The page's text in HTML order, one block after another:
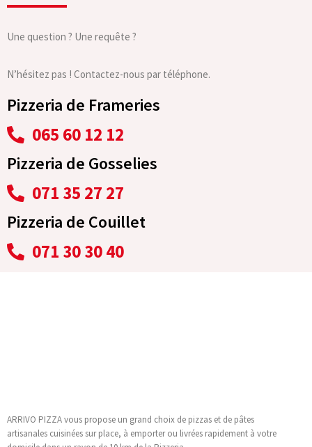
Une question ? Une requête ?
N’hésitez pas ! Contactez-nous par téléphone.
Pizzeria de Frameries
065 60 12 12
Pizzeria de Gosselies
071 35 27 27
Pizzeria de Couillet
071 30 30 40
ARRIVO PIZZA vous propose un grand choix de pizzas et de pâtes
artisanales cuisinées sur place, à emporter ou livrées rapidement à votre